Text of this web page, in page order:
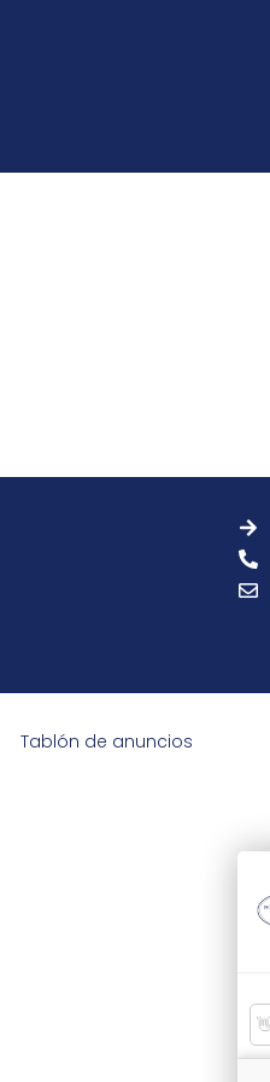
Tablón de anuncios